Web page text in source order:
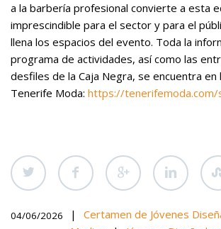
a la barbería profesional convierte a esta
imprescindible para el sector y para el
llena los espacios del evento. Toda la
programa de actividades, así como las
desfiles de la Caja Negra, se encuentra en
Tenerife Moda: https://
04/06/2026 | Certamen de Jóvenes